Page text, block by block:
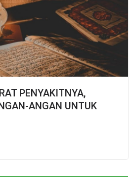
PENYAKITNYA,
ANGAN UNTUK